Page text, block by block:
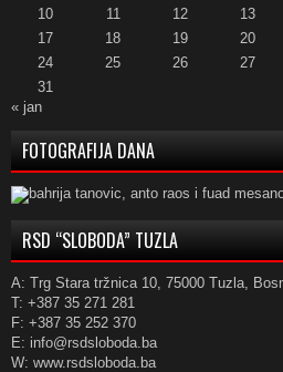
10
11 12 13
17
18 19 20
24
25 26 27
31
« jan
FOTOGRAFIJA DANA
RSD “SLOBODA” TUZLA
A: Trg Stara tržnica 10, 75000 Tuzla,
T: +387 35 271 281
F: +387 35 252 370
E: info@rsdsloboda.ba
W: www.rsdsloboda.ba